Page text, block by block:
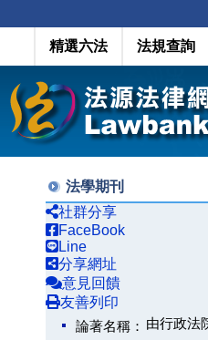
精選六法 法規查詢
法學期刊
社群分享
FaceBook
Line
分享網址
意見回饋
友善列印
論著名稱： 由行政法